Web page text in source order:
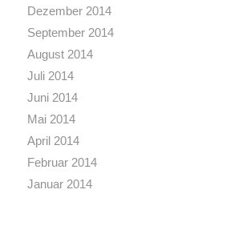
Dezember 2014
September 2014
August 2014
Juli 2014
Juni 2014
Mai 2014
April 2014
Februar 2014
Januar 2014